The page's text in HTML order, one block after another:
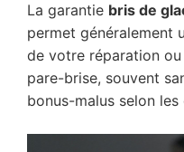
La garantie bris de
permet généralement
de votre réparation
pare-brise, souvent
bonus-malus selon